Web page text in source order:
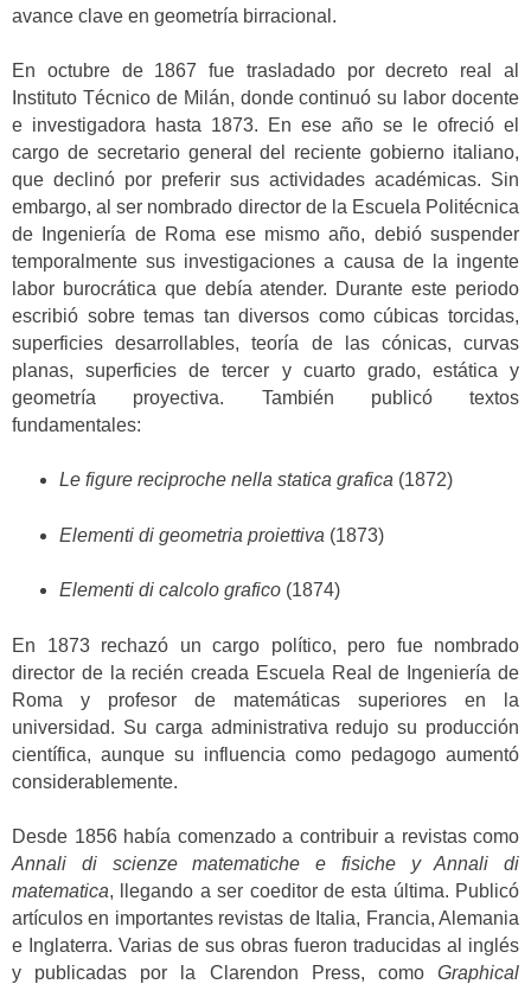
avance clave en geometría birracional.
En octubre de 1867 fue trasladado por decreto real al
Instituto Técnico de Milán, donde continuó su labor docente
e investigadora hasta 1873. En ese año se le ofreció el
cargo de secretario general del reciente gobierno italiano,
que declinó por preferir sus actividades académicas. Sin
embargo, al ser nombrado director de la Escuela Politécnica
de Ingeniería de Roma ese mismo año, debió suspender
temporalmente sus investigaciones a causa de la ingente
labor burocrática que debía atender. Durante este periodo
escribió sobre temas tan diversos como cúbicas torcidas,
superficies desarrollables, teoría de las cónicas, curvas
planas, superficies de tercer y cuarto grado, estática y
geometría proyectiva. También publicó textos
fundamentales:
Le figure reciproche nella statica grafica (1872)
Elementi di geometria proiettiva (1873)
Elementi di calcolo grafico (1874)
En 1873 rechazó un cargo político, pero fue nombrado
director de la recién creada Escuela Real de Ingeniería de
Roma y profesor de matemáticas superiores en la
universidad. Su carga administrativa redujo su producción
científica, aunque su influencia como pedagogo aumentó
considerablemente.
Desde 1856 había comenzado a contribuir a revistas como
Annali di scienze matematiche e fisiche y Annali di
matematica, llegando a ser coeditor de esta última. Publicó
artículos en importantes revistas de Italia, Francia, Alemania
e Inglaterra. Varias de sus obras fueron traducidas al inglés
y publicadas por la Clarendon Press, como Graphical